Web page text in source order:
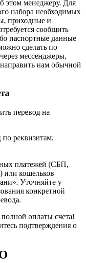
этом менеджеру. Для
набора необходимых
приходные и
сообщить
паспортные данные
сделать по
мессенджеры,
нам обычной
перевод на
реквизитам,
платежей (СБП,
кошельков
Уточняйте у
конкретной
оплаты счета!
подтверждения о